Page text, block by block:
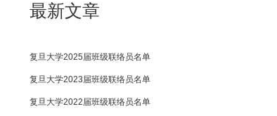
最新文章